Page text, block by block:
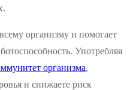
организму и помогает
Употребляя
организма,
и снижаете риск